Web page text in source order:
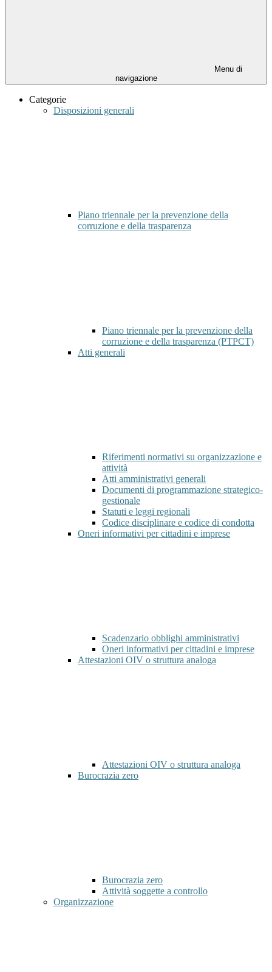
Menu di
navigazione
Categorie
Disposizioni generali
Piano triennale per la prevenzione della
corruzione e della trasparenza
Piano triennale per la prevenzione della
corruzione e della trasparenza (PTPCT)
Atti generali
Riferimenti normativi su organizzazione e
attività
Atti amministrativi generali
Documenti di programmazione strategico-
gestionale
Statuti e leggi regionali
Codice disciplinare e codice di condotta
Oneri informativi per cittadini e imprese
Scadenzario obblighi amministrativi
Oneri informativi per cittadini e imprese
Attestazioni OIV o struttura analoga
Attestazioni OIV o struttura analoga
Burocrazia zero
Burocrazia zero
Attività soggette a controllo
Organizzazione